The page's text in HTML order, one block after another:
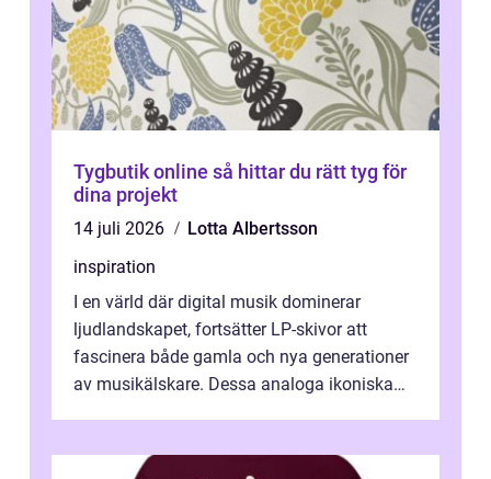
Tygbutik online så hittar du rätt tyg för
dina projekt
14 juli 2026
Lotta Albertsson
inspiration
I en värld där digital musik dominerar
ljudlandskapet, fortsätter LP-skivor att
fascinera både gamla och nya generationer
av musikälskare. Dessa analoga ikoniska